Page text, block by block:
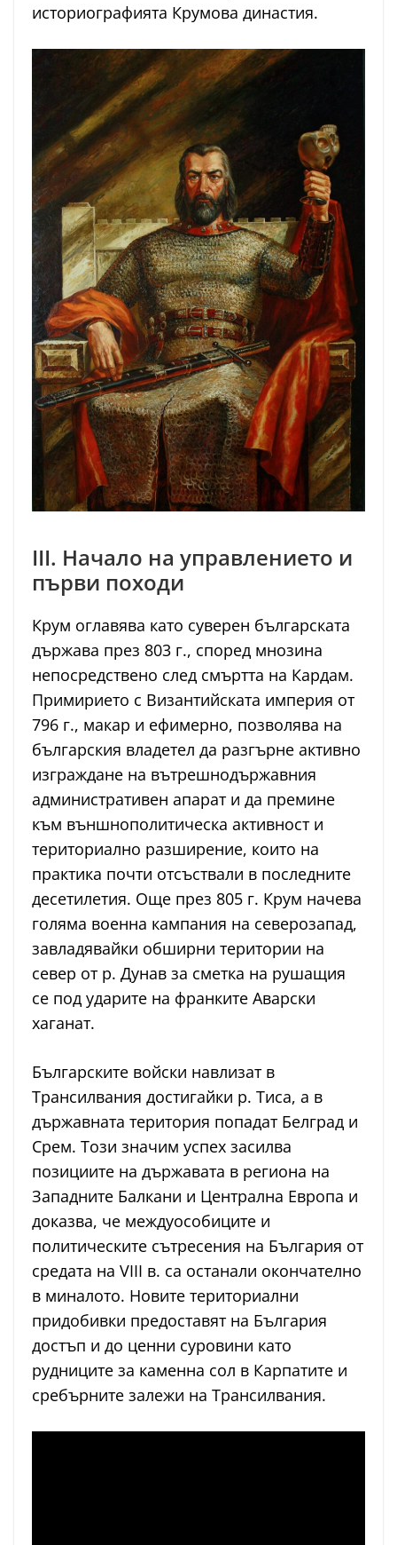
историографията Крумова династия.
III. Начало на управлението и
първи походи
Крум оглавява като суверен българската
държава през 803 г., според мнозина
непосредствено след смъртта на Кардам.
Примирието с Византийската империя от
796 г., макар и ефимерно, позволява на
българския владетел да разгърне активно
изграждане на вътрешнодържавния
административен апарат и да премине
към външнополитическа активност и
териториално разширение, които на
практика почти отсъствали в последните
десетилетия. Още през 805 г. Крум начева
голяма военна кампания на северозапад,
завладявайки обширни територии на
север от р. Дунав за сметка на рушащия
се под ударите на франките Аварски
хаганат.
Българските войски навлизат в
Трансилвания достигайки р. Тиса, а в
държавната територия попадат Белград и
Срем. Този значим успех засилва
позициите на държавата в региона на
Западните Балкани и Централна Европа и
доказва, че междуособиците и
политическите сътресения на България от
средата на VIII в. са останали окончателно
в миналото. Новите териториални
придобивки предоставят на България
достъп и до ценни суровини като
рудниците за каменна сол в Карпатите и
сребърните залежи на Трансилвания.